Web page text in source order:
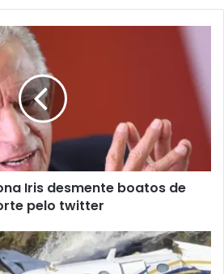
Iris desmente boatos de
pelo twitter